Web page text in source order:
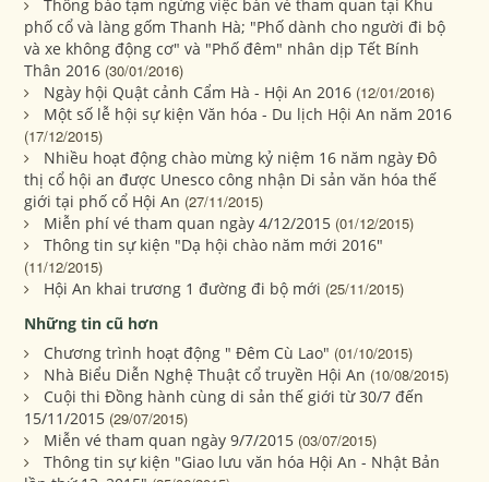
Thông báo tạm ngừng việc bán vé tham quan tại Khu
phố cổ và làng gốm Thanh Hà; "Phố dành cho người đi bộ
và xe không động cơ" và "Phố đêm" nhân dịp Tết Bính
Thân 2016 (30/01/2016)
Ngày hội Quật cảnh Cẩm Hà - Hội An 2016 (12/01/2016)
Một số lễ hội sự kiện Văn hóa - Du lịch Hội An năm 2016
(17/12/2015)
Nhiều hoạt động chào mừng kỷ niệm 16 năm ngày Đô
thị cổ hội an được Unesco công nhận Di sản văn hóa thế
giới tại phố cổ Hội An (27/11/2015)
Miễn phí vé tham quan ngày 4/12/2015 (01/12/2015)
Thông tin sự kiện "Dạ hội chào năm mới 2016"
(11/12/2015)
Hội An khai trương 1 đường đi bộ mới (25/11/2015)
Những tin cũ hơn
Chương trình hoạt động " Đêm Cù Lao" (01/10/2015)
Nhà Biểu Diễn Nghệ Thuật cổ truyền Hội An (10/08/2015)
Cuội thi Đồng hành cùng di sản thế giới từ 30/7 đến
15/11/2015 (29/07/2015)
Miễn vé tham quan ngày 9/7/2015 (03/07/2015)
Thông tin sự kiện "Giao lưu văn hóa Hội An - Nhật Bản